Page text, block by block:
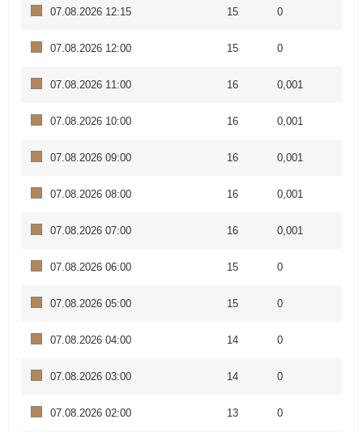
07.08.2026 12:15 15 0
07.08.2026 12:00 15 0
07.08.2026 11:00 16 0,001
07.08.2026 10:00 16 0,001
07.08.2026 09:00 16 0,001
07.08.2026 08:00 16 0,001
07.08.2026 07:00 16 0,001
07.08.2026 06:00 15 0
07.08.2026 05:00 15 0
07.08.2026 04:00 14 0
07.08.2026 03:00 14 0
07.08.2026 02:00 13 0